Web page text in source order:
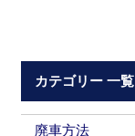
カテゴリー 一覧
廃車方法